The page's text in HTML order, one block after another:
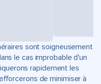
sont soigneusement
le cas improbable d'un
rapidement les
de minimiser à